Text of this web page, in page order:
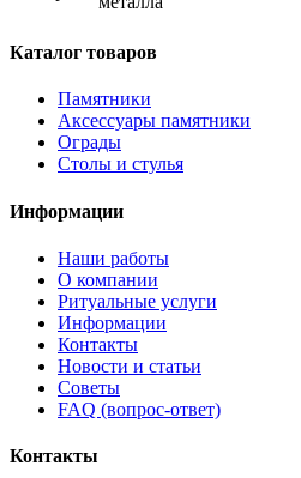
Каталог товаров
Памятники
Аксессуары памятники
Ограды
Столы и стулья
Информации
Наши работы
О компании
Ритуальные услуги
Информации
Контакты
Новости и статьи
Советы
FAQ (вопрос-ответ)
Контакты